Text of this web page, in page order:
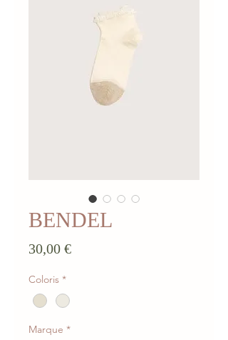
BENDEL
30,00 €Prix
Coloris *
Marque *